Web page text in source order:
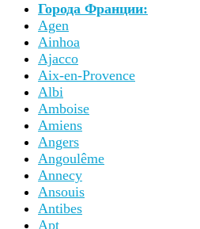
Города Франции:
Agen
Ainhoa
Ajacco
Aix-en-Provence
Albi
Amboise
Amiens
Angers
Angoulême
Annecy
Ansouis
Antibes
Apt